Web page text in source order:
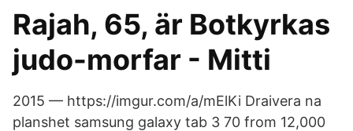
Rajah, 65, är Botkyrkas
judo-morfar - Mitti
2015 — https://imgur.com/a/mElKi Draivera na
planshet samsung galaxy tab 3 70 from 12,000